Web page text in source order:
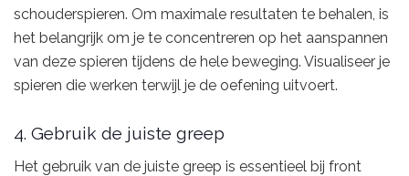
schouderspieren. Om maximale resultaten te behalen, is
het belangrijk om je te concentreren op het aanspannen
van deze spieren tijdens de hele beweging. Visualiseer je
spieren die werken terwijl je de oefening uitvoert.
4. Gebruik de juiste greep
Het gebruik van de juiste greep is essentieel bij front